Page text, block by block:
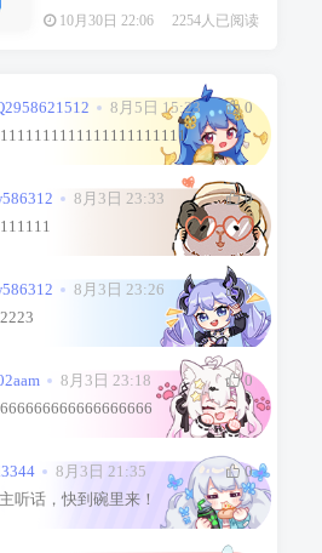
15.4.1
10月30日 22:06 2254人已阅读
8月5日 15:23
0
8月3日 23:33
0
8月3日 23:26
0
8月3日 23:18
0
8月3日 21:35
0
听话，快到碗里来！